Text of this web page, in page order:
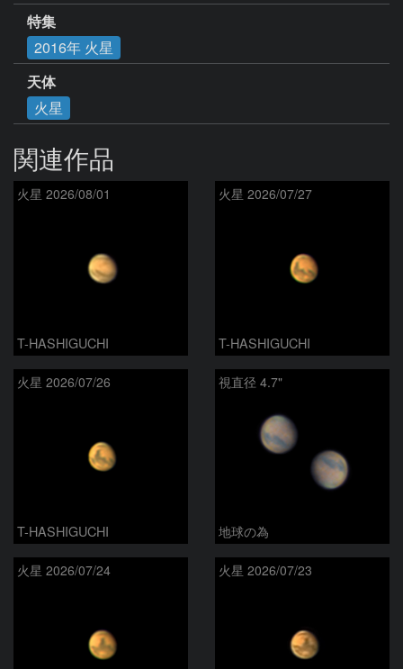
特集
2016年 火星
天体
火星
関連作品
火星 2026/08/01
T-HASHIGUCHI
火星 2026/07/27
T-HASHIGUCHI
火星 2026/07/26
T-HASHIGUCHI
視直径 4.7"
地球の為
火星 2026/07/24 火星 2026/07/23